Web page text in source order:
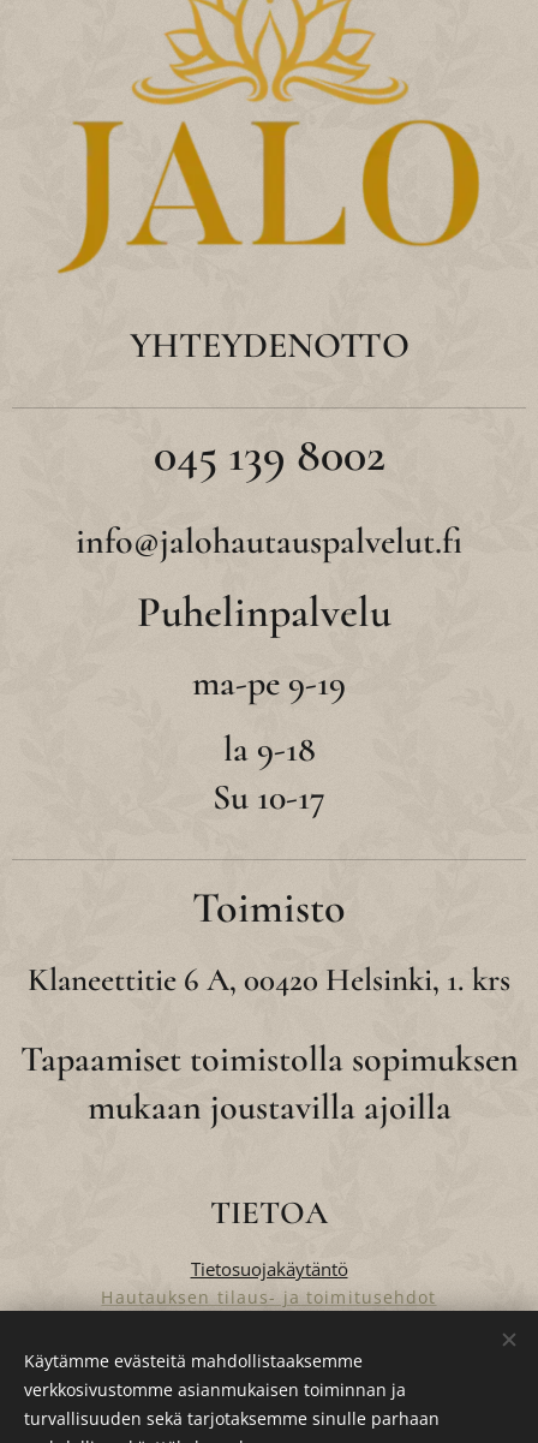
YHTEYDENOTTO
045 139 8002
info@jalohautauspalvelut.fi
Puhelinpalvelu
ma-pe 9-19
la 9-18
Su 10-17
Toimisto
Klaneettitie 6 A, 00420 Helsinki, 1. krs
Tapaamiset toimistolla sopimuksen
mukaan joustavilla ajoilla
TIETOA
Tietosuojakäytäntö
Hautauksen tilaus- ja toimitusehdot
Evästeet
Käytämme evästeitä mahdollistaaksemme
verkkosivustomme asianmukaisen toiminnan ja
turvallisuuden sekä tarjotaksemme sinulle parhaan